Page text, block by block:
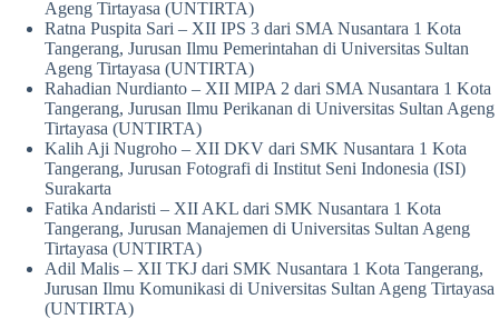
Ageng Tirtayasa (UNTIRTA)
Ratna Puspita Sari – XII IPS 3 dari SMA Nusantara 1 Kota
Tangerang, Jurusan Ilmu Pemerintahan di Universitas Sultan
Ageng Tirtayasa (UNTIRTA)
Rahadian Nurdianto – XII MIPA 2 dari SMA Nusantara 1 Kota
Tangerang, Jurusan Ilmu Perikanan di Universitas Sultan Ageng
Tirtayasa (UNTIRTA)
Kalih Aji Nugroho – XII DKV dari SMK Nusantara 1 Kota
Tangerang, Jurusan Fotografi di Institut Seni Indonesia (ISI)
Surakarta
Fatika Andaristi – XII AKL dari SMK Nusantara 1 Kota
Tangerang, Jurusan Manajemen di Universitas Sultan Ageng
Tirtayasa (UNTIRTA)
Adil Malis – XII TKJ dari SMK Nusantara 1 Kota Tangerang,
Jurusan Ilmu Komunikasi di Universitas Sultan Ageng Tirtayasa
(UNTIRTA)